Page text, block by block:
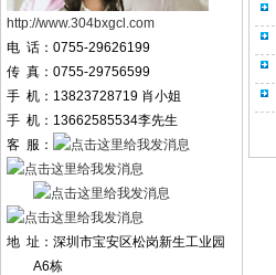
http://www.304bxgcl.com
电 话：0755-29626199
传 真：0755-29756599
手 机：13823728719 肖小姐
手 机：13662585534李先生
客 服：
地 址：深圳市宝安区松岗新生工业园
A6栋